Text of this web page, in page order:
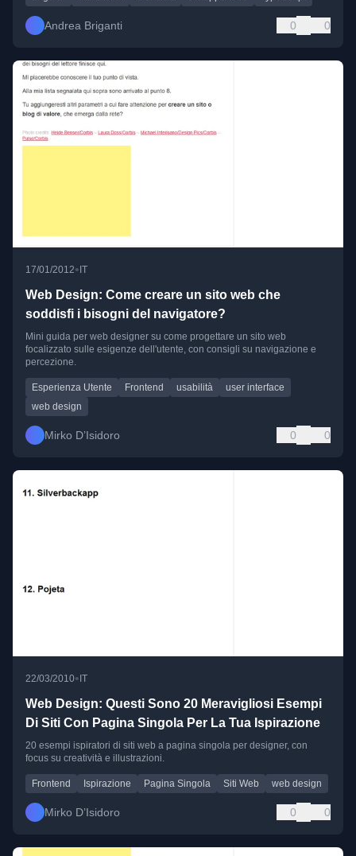
Andrea Briganti 0 0
17/01/2012•IT
Web Design: Come creare un sito web che
soddisfi i bisogni del navigatore?
Mini guida per web designer su come progettare un sito web
focalizzato sulle esigenze dell'utente, con consigli su navigazione e
percezione.
Esperienza Utente Frontend usabilità
user interface
web design
Mirko D’Isidoro 0 0
22/03/2010• IT
Web Design: Questi Sono 20 Meravigliosi Esempi
Di Siti Con Pagina Singola Per La Tua Ispirazione
20 esempi ispiratori di siti web a pagina singola per designer, con
focus su creatività e illustrazioni.
Frontend Ispirazione Pagina Singola Siti Web web design
Mirko D’Isidoro 0 0